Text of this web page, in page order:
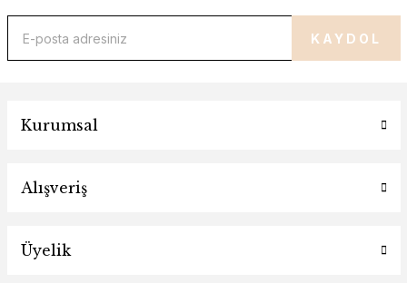
KAYDOL
Kurumsal
Alışveriş
Üyelik